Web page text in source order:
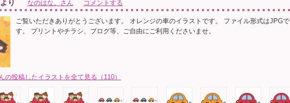
り なのはな。さん コメントする
ご覧いただきありがとうございます。 オレンジの車のイラストです。 ファイル形式はJPGで
す。 プリントやチラシ、ブログ等、ご自由にご利用くださいませ。
の投稿したイラストを全て見る（110）